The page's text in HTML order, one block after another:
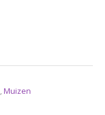
,Muizen